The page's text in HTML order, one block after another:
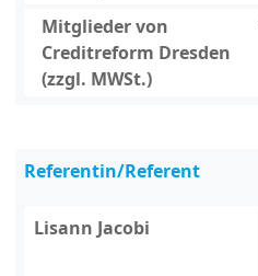
Mitglieder von
Creditreform Dresden
(zzgl. MWSt.)
Referentin/Referent
Lisann Jacobi